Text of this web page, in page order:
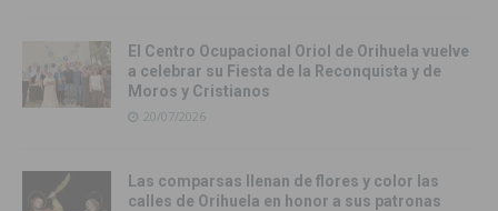
El Centro Ocupacional Oriol de Orihuela vuelve
a celebrar su Fiesta de la Reconquista y de
Moros y Cristianos
20/07/2026
Las comparsas llenan de flores y color las
calles de Orihuela en honor a sus patronas